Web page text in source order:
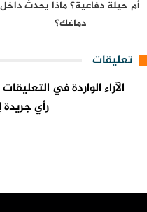
أم حيلة دفاعية؟ ماذا يحدث داخل
دماغك؟
تعليقات
الآراء الواردة في
رأي جريدة